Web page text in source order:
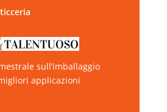
sull’imballaggio
applicazioni